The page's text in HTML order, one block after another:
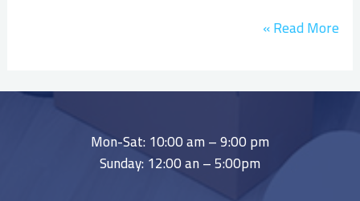
Read More »
Mon-Sat: 10:00 am – 9:00 pm
Sunday: 12:00 an – 5:00pm